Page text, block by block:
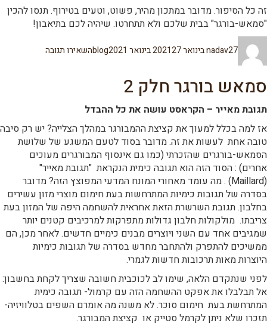
זה כל הסיפור. מדובר במתכון מהיר, פשוט, וטעים בטירוף. תנסו להכין
"סמאש-בורגר" בבית שלכם ולא תתחרטו. שיהיה לכם בתיאבון!
nadav
בתאריך27 בינואר 2021 27 בינואר 2021 blogהשאירו תגובהסמאש
מעוך
מושלם
סמאש בורגר חלק 2
תגובת מאייר – הקראסט עושה את כל ההבדל
אז למה בכלל למעוך את קציצת ההמבורגר במהלך הצלייה? יש רק סיבה
טובה אחת לעשות את זה. מדובר בסוד לטעם המשגע של שלושת
הסמאש-בורגרים שהזכרתי (כמו גם אינסוף המבורגרים מעוכים
אחרים) : הסוד הזה הוא תגובה כימית הנקראת "תגובת מאייר"
(Maillard) . מה עומד מאחורי המונח המדעי המפוצץ הזה? מדובר
בסדרה של תגובות כימיות המתרחשות בעת חימום מוצרי מזון עשירים
בחלבון. תגובת השרשרת הזאת אחראית להשחמה היפה של המזון בעת
צריבתו. מולקולות חלבון גדולות מתפרקות למרכיבים קטנים יותר
שמגיבים אחד עם השני ויוצרים מבנים כימיים חדשים. לאחר מכן, הם
ממשיכים להתפרק ולהתחבר מחדש בסדרה של תגובות כימיות
היוצרות מאות תרכובות חדשות לגמרי.
לפני שנתקדם הלאה, שימו לב לכוכבית חשובה שצריך לקחת בחשבון:
אל תבלבלו את אפקט ההשחמה הזה עם קרמול- תגובה כימית
המתרחשת בעת חימום סוכר. לא משנה מה אומרם השפים בטלוויזיה-
תזכרו שלא ניתן לקרמל סטייק או קציצת המבורגר.